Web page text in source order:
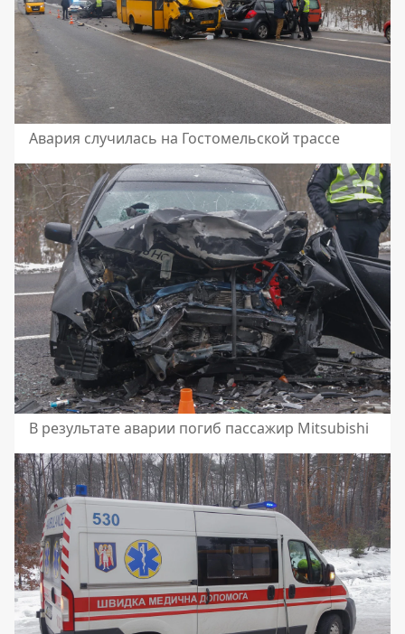
Авария случилась на Гостомельской трассе
В результате аварии погиб пассажир Mitsubishi